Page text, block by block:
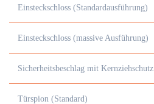
Einsteckschloss (Standardausführung)
Einsteckschloss (massive Ausführung)
Sicherheitsbeschlag mit Kernziehschutz
Türspion (Standard)